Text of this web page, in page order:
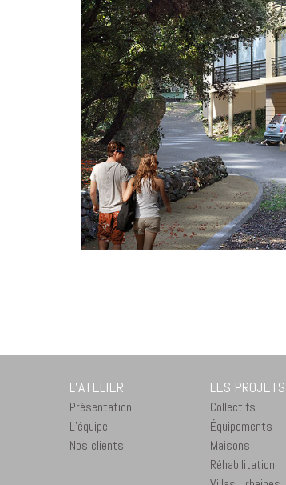
L’ATELIER
Présentation
L’équipe
Nos clients
LES PROJETS
Collectifs
Équipements
Maisons
Réhabilitation